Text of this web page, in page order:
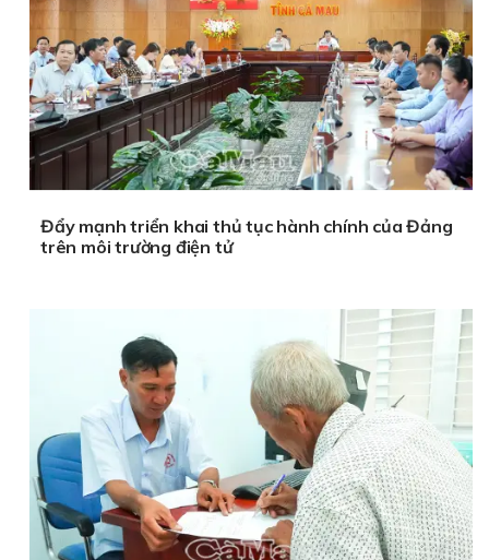
Đẩy mạnh triển khai thủ tục hành chính của Đảng
trên môi trường điện tử